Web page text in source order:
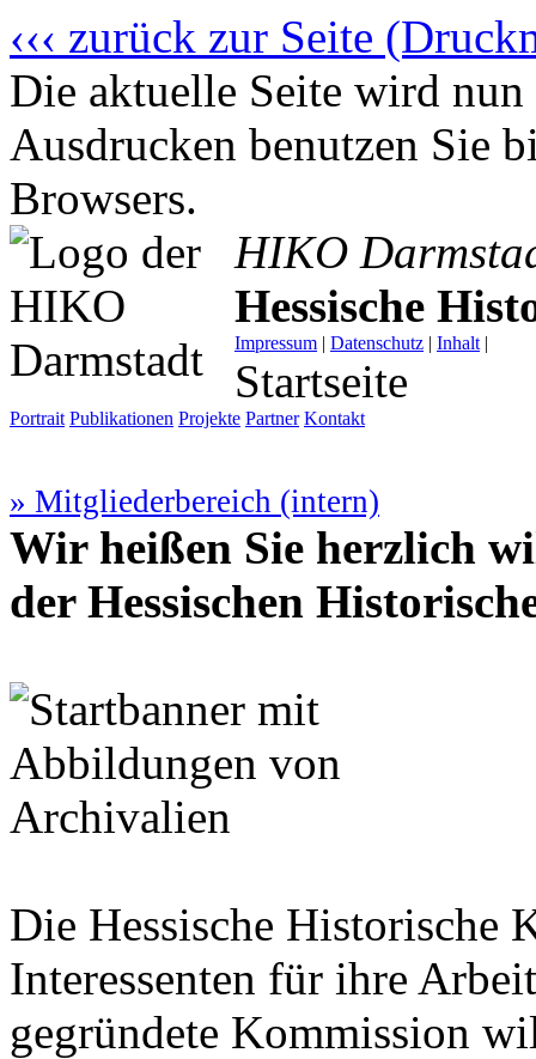
‹‹‹ zurück zur Seite
Die aktuelle Seite wird
Ausdrucken benutzen Sie
Browsers.
HIKO
Hessische
Impressum | Datenschutz | Inhalt |
Startseite
Portrait Publikationen Projekte Partner Kontakt
» Mitgliederbereich (intern)
Wir heißen Sie herzlich
der Hessischen
Die Hessische Historische
Interessenten für ihre
gegründete Kommission